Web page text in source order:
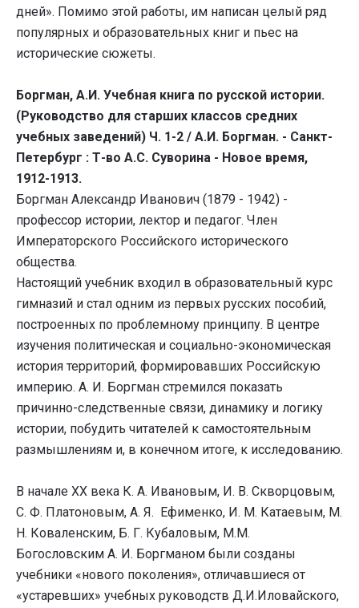
дней». Помимо этой работы, им написан целый ряд
популярных и образовательных книг и пьес на
исторические сюжеты.
Боргман, А.И. Учебная книга по русской истории.
(Руководство для старших классов средних
учебных заведений) Ч. 1-2 / А.И. Боргман. - Санкт-
Петербург : Т-во А.С. Суворина - Новое время,
1912-1913.
Боргман Александр Иванович (1879 - 1942) -
профессор истории, лектор и педагог. Член
Императорского Российского исторического
общества.
Настоящий учебник входил в образовательный курс
гимназий и стал одним из первых русских пособий,
построенных по проблемному принципу. В центре
изучения политическая и социально-экономическая
история территорий, формировавших Российскую
империю. А. И. Боргман стремился показать
причинно-следственные связи, динамику и логику
истории, побудить читателей к самостоятельным
размышлениям и, в конечном итоге, к исследованию.
В начале XX века К. А. Ивановым, И. В. Скворцовым,
С. Ф. Платоновым, А. Я. Ефименко, И. М. Катаевым, М.
Н. Коваленским, Б. Г. Кубаловым, М.М.
Богословским А. И. Боргманом были созданы
учебники «нового поколения», отличавшиеся от
«устаревших» учебных руководств Д.И.Иловайского,